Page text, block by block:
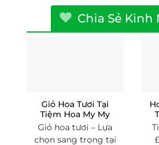
Chia Sẻ Kinh
Giỏ Hoa Tươi Tại
Tiệm Hoa My My
Giỏ hoa tươi – Lựa
chọn sang trọng tại